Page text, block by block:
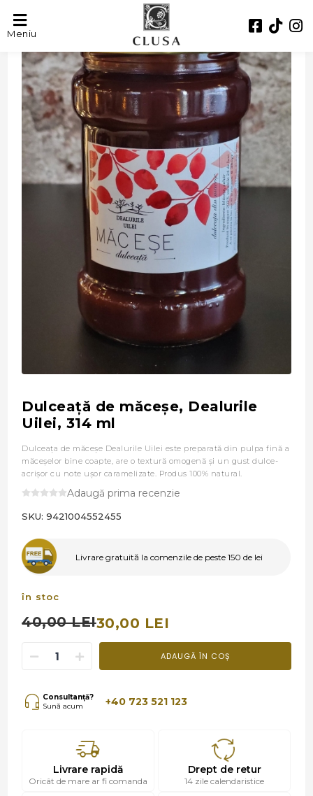
Meniu- 25%
Dulceaţă de măceşe, Dealurile
Uilei, 314 ml
Dulceaţa de măceşe Dealurile Uilei este preparată din pulpa fină a
măceșelor bine coapte, are o textură omogenă și un gust dulce-
acrișor cu note ușor caramelizate. Produs 100% natural.
Adaugă prima recenzie
SKU: 9421004552455
Livrare gratuită la comenzile de peste 150 de lei
în stoc
40,00 LEI30,00 LEI
ADAUGĂ ÎN COȘ
Consultanță?
Sună acum
+40 723 521 123
Livrare rapidă
Oricât de mare ar fi comanda
Drept de retur
14 zile calendaristice